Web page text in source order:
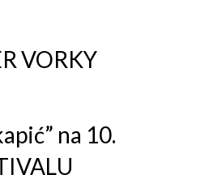
VORKY
na 10.